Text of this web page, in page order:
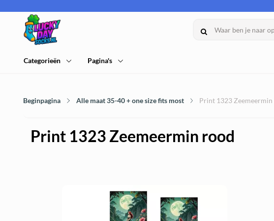
Categorieën Pagina's
Beginpagina Alle maat 35-40 + one size fits most Print 1323 Zeemeermin
Print 1323 Zeemeermin rood